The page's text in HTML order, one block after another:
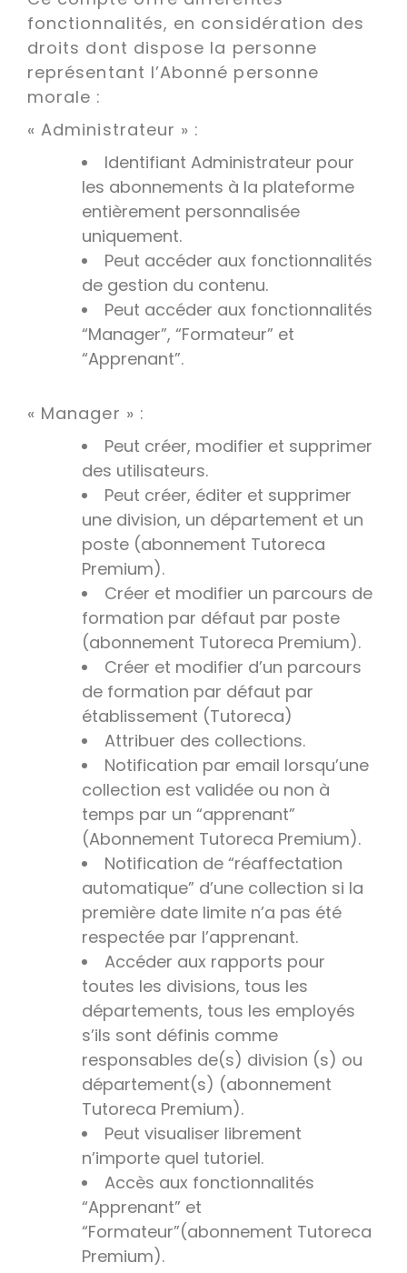
fonctionnalités, en considération des
droits dont dispose la personne
représentant l’Abonné personne
morale :
« Administrateur » :
Identifiant Administrateur pour
les abonnements à la plateforme
entièrement personnalisée
uniquement.
Peut accéder aux fonctionnalités
de gestion du contenu.
Peut accéder aux fonctionnalités
“Manager”, “Formateur” et
“Apprenant”.
« Manager » :
Peut créer, modifier et supprimer
des utilisateurs.
Peut créer, éditer et supprimer
une division, un département et un
poste (abonnement Tutoreca
Premium).
Créer et modifier un parcours de
formation par défaut par poste
(abonnement Tutoreca Premium).
Créer et modifier d’un parcours
de formation par défaut par
établissement (Tutoreca)
Attribuer des collections.
Notification par email lorsqu’une
collection est validée ou non à
temps par un “apprenant”
(Abonnement Tutoreca Premium).
Notification de “réaffectation
automatique” d’une collection si la
première date limite n’a pas été
respectée par l’apprenant.
Accéder aux rapports pour
toutes les divisions, tous les
départements, tous les employés
s’ils sont définis comme
responsables de(s) division (s) ou
département(s) (abonnement
Tutoreca Premium).
Peut visualiser librement
n’importe quel tutoriel.
Accès aux fonctionnalités
“Apprenant” et
“Formateur”(abonnement Tutoreca
Premium).